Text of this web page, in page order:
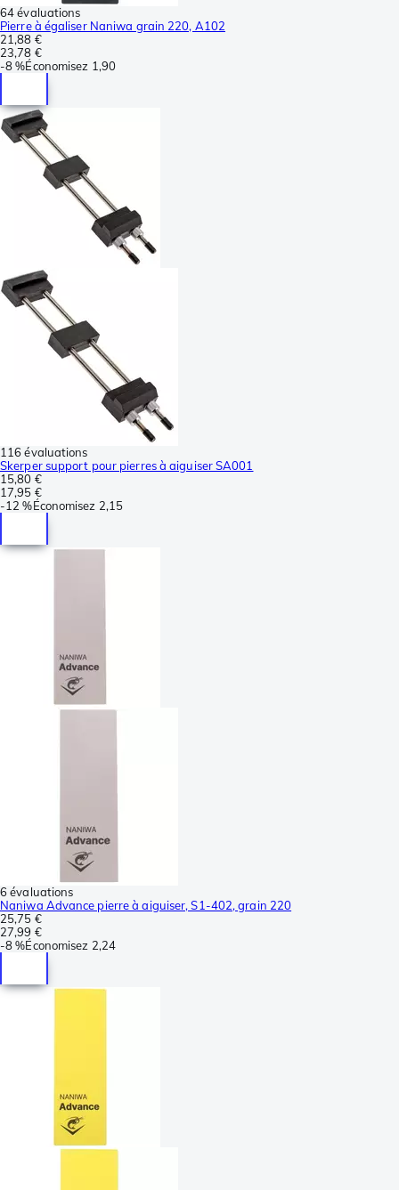
64 évaluations
Pierre à égaliser Naniwa grain 220, A102
21,88 €
23,78 €
-8 %Économisez 1,90
116 évaluations
Skerper support pour pierres à aiguiser SA001
15,80 €
17,95 €
-12 %Économisez 2,15
6 évaluations
Naniwa Advance pierre à aiguiser, S1-402, grain 220
25,75 €
27,99 €
-8 %Économisez 2,24